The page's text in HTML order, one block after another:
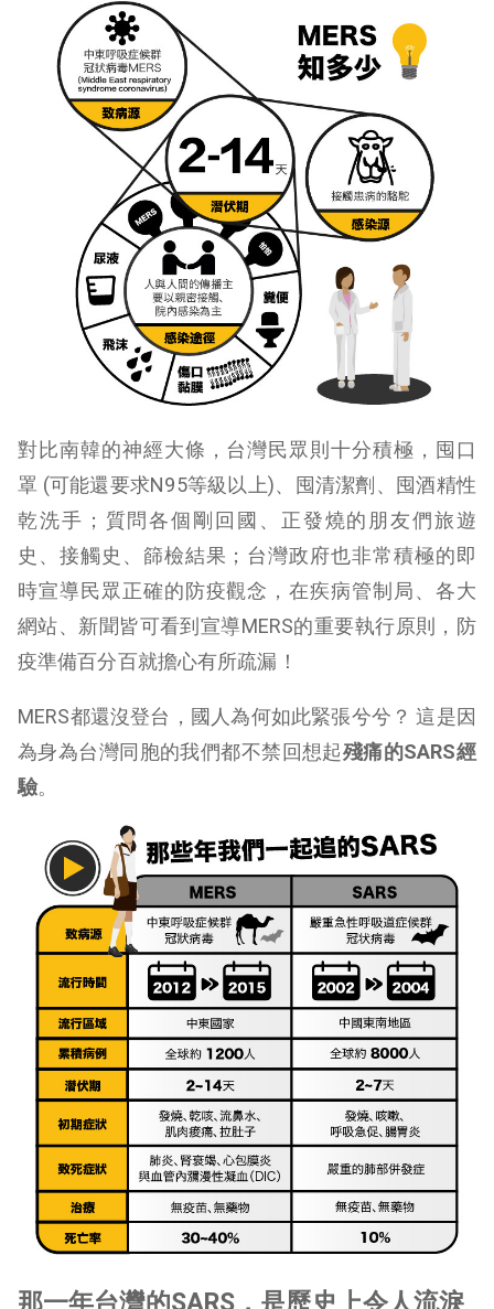
對比南韓的神經大條，台灣民眾則十分積極，囤口
罩 (可能還要求N95等級以上)、囤清潔劑、囤酒精性
乾洗手；質問各個剛回國、正發燒的朋友們旅遊
史、接觸史、篩檢結果；台灣政府也非常積極的即
時宣導民眾正確的防疫觀念，在疾病管制局、各大
網站、新聞皆可看到宣導MERS的重要執行原則，防
疫準備百分百就擔心有所疏漏！
MERS都還沒登台，國人為何如此緊張兮兮？ 這是因
為身為台灣同胞的我們都不禁回想起殘痛的SARS經
驗。
那一年台灣的SARS ，是歷史上令人流淚